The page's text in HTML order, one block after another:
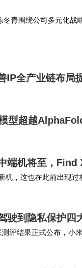
冬青围绕公司多元化战
为合作伙伴提供更全面
IP全产业链布局
型超越
端机将至，Find
，这也在此前出现
的品牌信息，但相关
驶到隐私保护四
评结果正式公布，小
动泊车适配窄车位、